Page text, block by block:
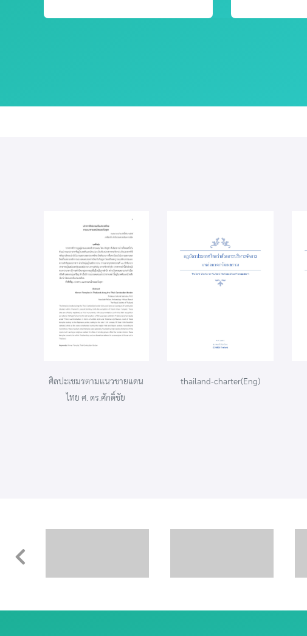
thailand-charter(Eng) thailand-charter(Th)